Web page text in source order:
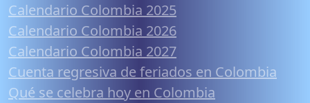
Calendario Colombia 2025
Calendario Colombia 2026
Calendario Colombia 2027
Cuenta regresiva de feriados en Colombia
Qué se celebra hoy en Colombia